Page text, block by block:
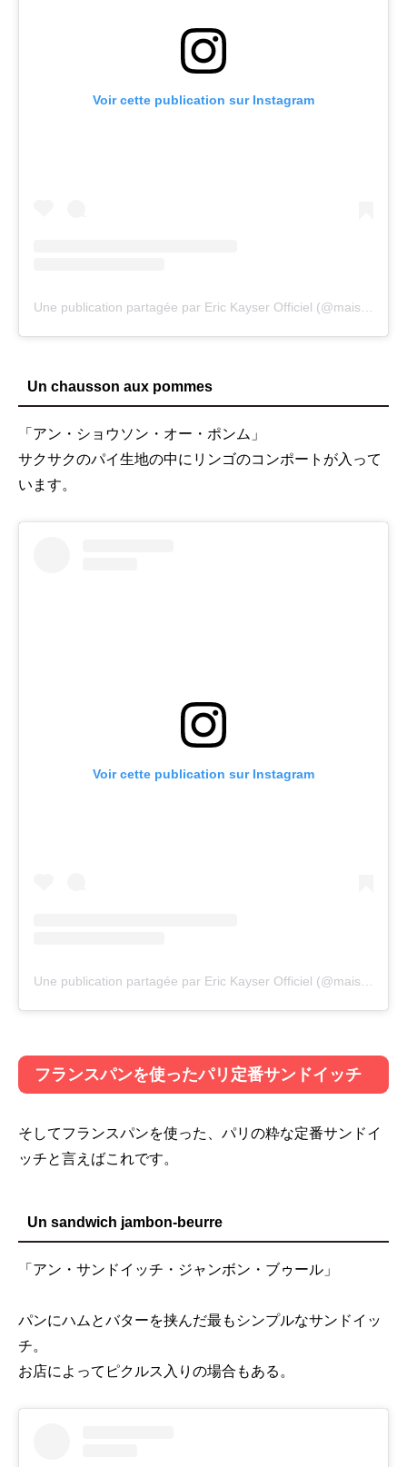
Voir cette publication sur Instagram
Une publication partagée par Eric Kayser Officiel (@maisonkayser)
Un chausson aux pommes
「アン・ショウソン・オー・ポンム」
サクサクのパイ生地の中にリンゴのコンポートが入って
います。
Voir cette publication sur Instagram
フランスパンを使ったパリ定番サンドイッチ
そしてフランスパンを使った、パリの粋な定番サンドイ
ッチと言えばこれです。
Un sandwich jambon-beurre
「アン・サンドイッチ・ジャンボン・ブゥール」
パンにハムとバターを挟んだ最もシンプルなサンドイッ
チ。
お店によってピクルス入りの場合もある。